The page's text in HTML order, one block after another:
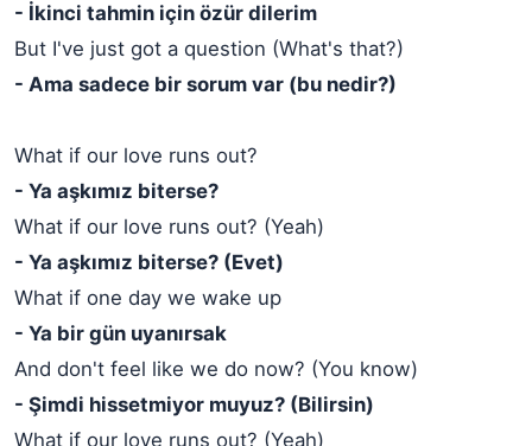
- İkinci tahmin için özür dilerim
But I've just got a question (What's that?)
- Ama sadece bir sorum var (bu nedir?)
What if our love runs out?
- Ya aşkımız biterse?
What if our love runs out? (Yeah)
- Ya aşkımız biterse? (Evet)
What if one day we wake up
- Ya bir gün uyanırsak
And don't feel like we do now? (You know)
- Şimdi hissetmiyor muyuz? (Bilirsin)
What if our love runs out? (Yeah)